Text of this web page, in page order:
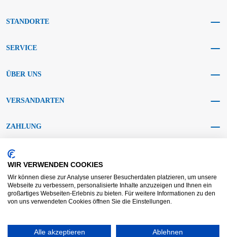
STANDORTE
SERVICE
ÜBER UNS
VERSANDARTEN
ZAHLUNG
SOCIAL MEDIA
Impressum
Datenschutz
WIR VERWENDEN COOKIES
Wir können diese zur Analyse unserer Besucherdaten platzieren, um unsere
Webseite zu verbessern, personalisierte Inhalte anzuzeigen und Ihnen ein
großartiges Webseiten-Erlebnis zu bieten. Für weitere Informationen zu den
von uns verwendeten Cookies öffnen Sie die Einstellungen.
Alle akzeptieren Ablehnen